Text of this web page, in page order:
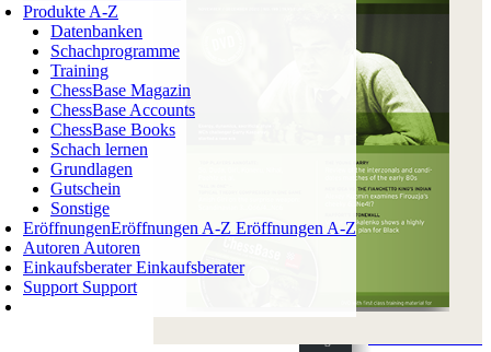
Produkte A-Z
Datenbanken
Schachprogramme
Training
ChessBase Magazin
ChessBase Accounts
ChessBase Books
Schach lernen
Grundlagen
Gutschein
Sonstige
EröffnungenEröffnungen A-Z Eröffnungen A-Z
Autoren Autoren
EinkaufsberaterEinkaufsberater
Support Support